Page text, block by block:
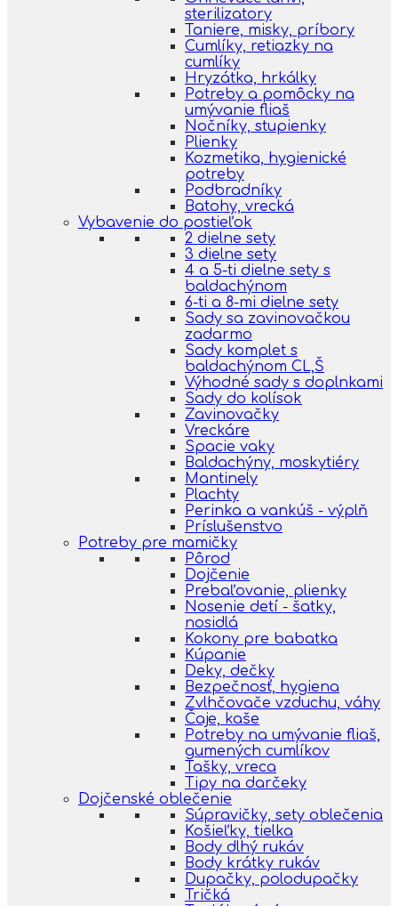
sterilizatory
Taniere, misky, príbory
Cumlíky, retiazky na
cumlíky
Hryzátka, hrkálky
Potreby a pomôcky na
umývanie fliaš
Nočníky, stupienky
Plienky
Kozmetika, hygienické
potreby
Podbradníky
Batohy, vrecká
Vybavenie do postieľok
2 dielne sety
3 dielne sety
4 a 5-ti dielne sety s
baldachýnom
6-ti a 8-mi dielne sety
Sady sa zavinovačkou
zadarmo
Sady komplet s
baldachýnom CL,Š
Výhodné sady s doplnkami
Sady do kolísok
Zavinovačky
Vreckáre
Spacie vaky
Baldachýny, moskytiéry
Mantinely
Plachty
Perinka a vankúš - výplň
Príslušenstvo
Potreby pre mamičky
Pôrod
Dojčenie
Prebaľovanie, plienky
Nosenie detí - šatky,
nosidlá
Kokony pre babatka
Kúpanie
Deky, dečky
Bezpečnosť, hygiena
Zvlhčovače vzduchu, váhy
Čaje, kaše
Potreby na umývanie fliaš,
gumených cumlíkov
Tašky, vreca
Tipy na darčeky
Dojčenské oblečenie
Súpravičky, sety oblečenia
Košieľky, tielka
Body dlhý rukáv
Body krátky rukáv
Dupačky, polodupačky
Tričká